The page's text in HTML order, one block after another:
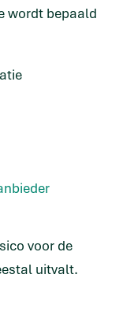
wordt bepaald
voor de
uitvalt.